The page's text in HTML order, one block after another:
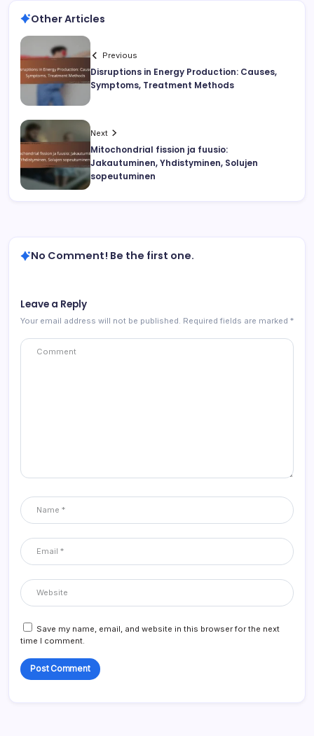
Other Articles
Previous
Disruptions in Energy Production: Causes,
Symptoms, Treatment Methods
Next
Mitochondrial fission ja fuusio:
Jakautuminen, Yhdistyminen, Solujen
sopeutuminen
No Comment! Be the first one.
Leave a Reply
Your email address will not be published. Required fields are marked *
Save my name, email, and website in this browser for the next
time I comment.